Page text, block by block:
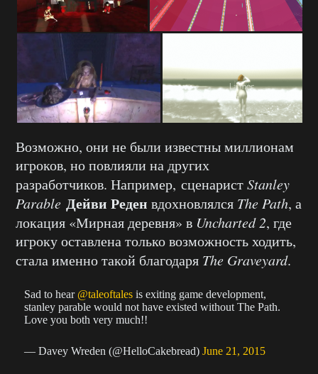
Возможно, они не были известны миллионам
игроков, но повлияли на других
разработчиков. Например, сценаристStanley
Parable Дейви Реден вдохновлялся The Path, а
локация «Мирная деревня» в Uncharted 2, где
игроку оставлена только возможность ходить,
стала именно такой благодаря The Graveyard.
Sad to hear @taleoftales is exiting game development,
stanley parable would not have existed without The Path.
Love you both very much!!
— Davey Wreden (@HelloCakebread)June 21, 2015